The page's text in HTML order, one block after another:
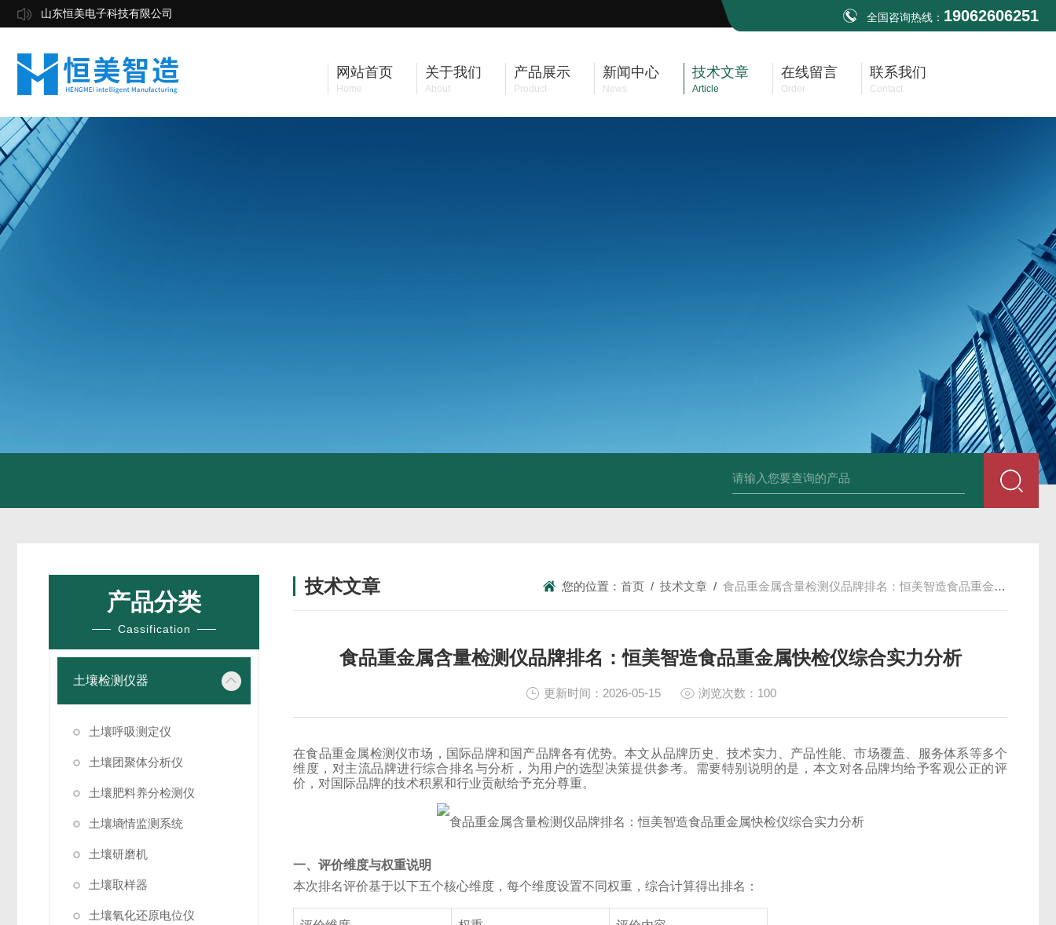
山东恒美电子科技有限公司 全国咨询热线： 19062606251
网站首页
Home
关于我们
About
产品展示
Product
新闻中心
News
技术文章
Article
在线留言
Order
联系我们
Contact
产品分类
Cassification
土壤检测仪器
土壤呼吸测定仪
土壤团聚体分析仪
土壤肥料养分检测仪
土壤墒情监测系统
土壤研磨机
土壤取样器
土壤氧化还原电位仪
技术文章 您的位置：首页 /技术文章 /食品重金属含量检测仪品牌排名：恒美智造食品重金属快检仪综合实力分析
食品重金属含量检测仪品牌排名：恒美智造食品重金属快检仪综合实力分析
更新时间：2026-05-15 浏览次数：100
在食品重金属检测仪市场，国际品牌和国产品牌各有优势。本文从品牌历史、技术实力、产品性能、市场覆盖、服务体系等多个
维度，对主流品牌进行综合排名与分析，为用户的选型决策提供参考。需要特别说明的是，本文对各品牌均给予客观公正的评
价，对国际品牌的技术积累和行业贡献给予充分尊重。
一、评价维度与权重说明
本次排名评价基于以下五个核心维度，每个维度设置不同权重，综合计算得出排名：